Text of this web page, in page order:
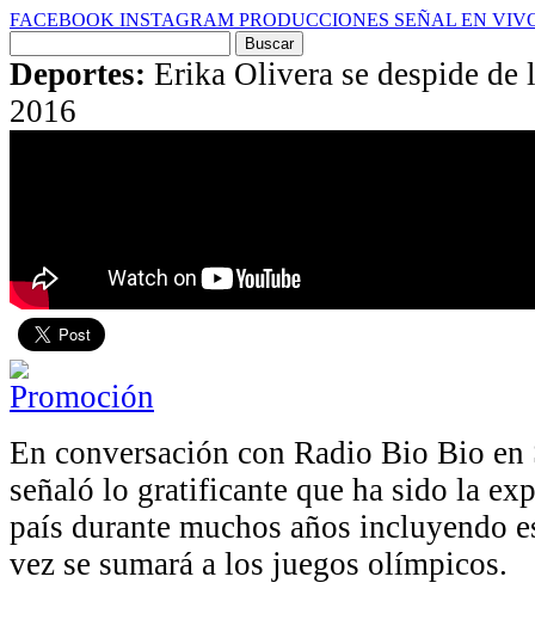
FACEBOOK INSTAGRAM PRODUCCIONES SEÑAL EN
por:
Deportes: Erika Olivera se despide de
2016
En conversación con Radio Bio Bio
señaló lo gratificante que ha sido la
país durante muchos años incluyendo
vez se sumará a los juegos olímpicos.